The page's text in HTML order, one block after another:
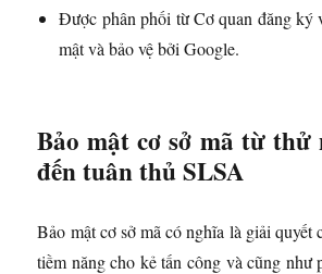
Được phân phối từ Cơ quan đăng ký
mật và bảo vệ bởi Google.
Bảo mật cơ sở mã từ thử
đến tuân thủ SLSA
Bảo mật cơ sở mã có nghĩa là giải quyết
tiềm năng cho kẻ tấn công và cũng như